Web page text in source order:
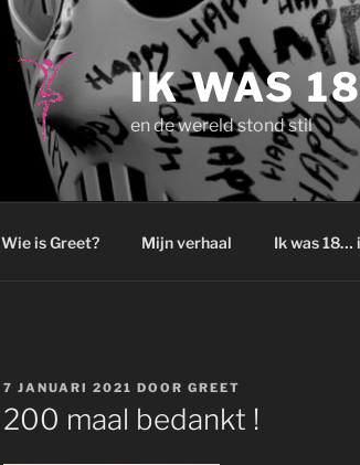
IK WAS
en de wereld stond stil
Wie is Greet? Mijn verhaal Ik was 18…
GEPLAATST
OP
7 JANUARI 2021 DOOR GREET
200 maal bedankt !